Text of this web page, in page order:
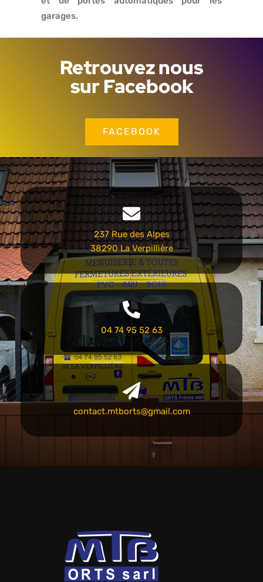
garages.
Retrouvez nous
sur Facebook
FACEBOOK
237 Rue des Alpes
38290 La Verpillière
04 74 95 52 63
contact.mtborts@gmail.com